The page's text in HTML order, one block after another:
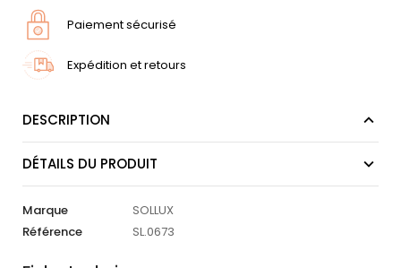
Paiement sécurisé
Expédition et retours
DESCRIPTION
DÉTAILS DU PRODUIT
Marque
SOLLUX
Référence
SL.0673